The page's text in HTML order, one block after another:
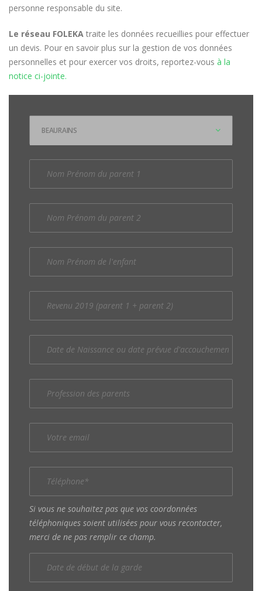
personne responsable du site.
Le réseau FOLEKA traite les données recueillies pour effectuer
un devis. Pour en savoir plus sur la gestion de vos données
personnelles et pour exercer vos droits, reportez-vous à la
notice ci-jointe.
BEAURAINS
Si vous ne souhaitez pas que vos coordonnées
téléphoniques soient utilisées pour vous recontacter,
merci de ne pas remplir ce champ.